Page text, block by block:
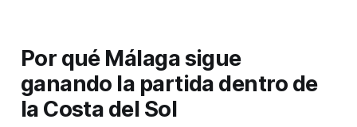
Por qué Málaga sigue
ganando la partida dentro de
la Costa del Sol